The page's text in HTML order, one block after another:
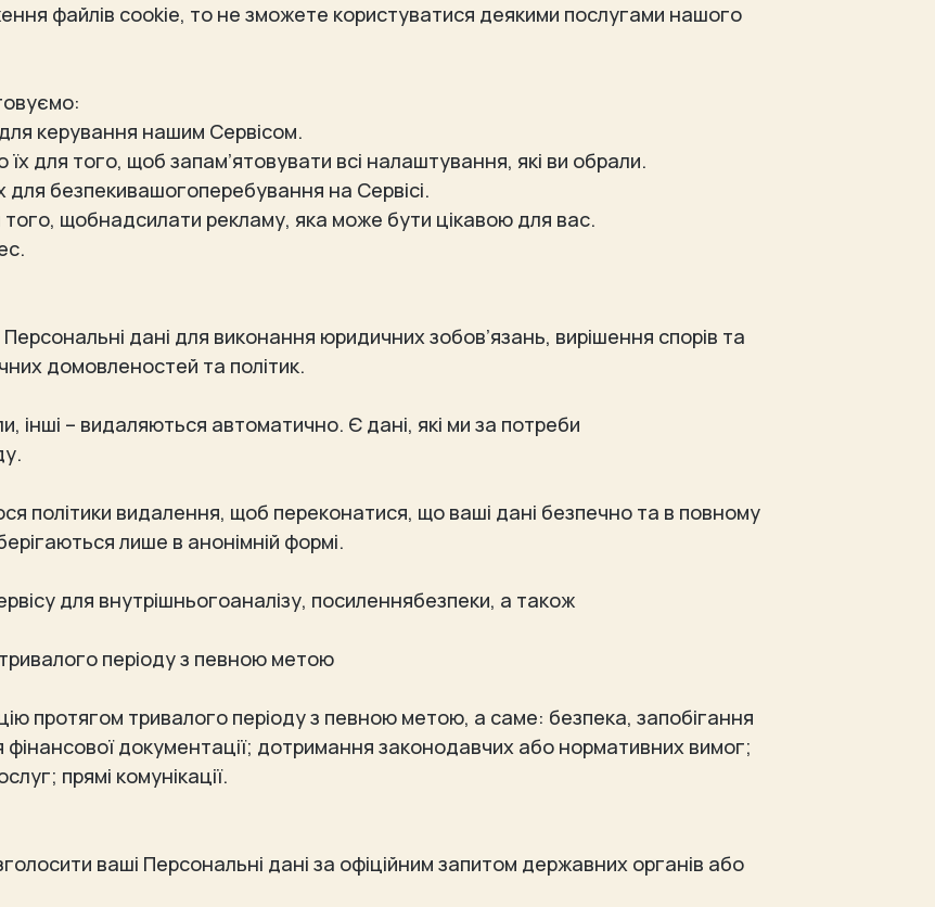
файлів cookie, то не зможете користуватися деякими послугами нашого
керування нашим Сервісом.
для того, щоб запам’ятовувати всі налаштування, які ви обрали.
безпекивашогоперебування на Сервісі.
щобнадсилати рекламу, яка може бути цікавою для вас.
дані для виконання юридичних зобов’язань, вирішення спорів та
домовленостей та політик.
інші – видаляються автоматично. Є дані, які ми за потреби
політики видалення, щоб переконатися, що ваші дані безпечно та в повному
лише в анонімній формі.
для внутрішньогоаналізу, посиленнябезпеки, а також
періоду з певною метою
протягом тривалого періоду з певною метою, а саме: безпека, запобігання
документації; дотримання законодавчих або нормативних вимог;
прямі комунікації.
ваші Персональні дані за офіційним запитом державних органів або